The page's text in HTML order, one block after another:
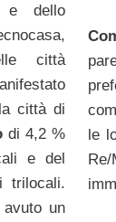
e dello
città
città di
di 4,2 %
e del
trilocali.
un
le